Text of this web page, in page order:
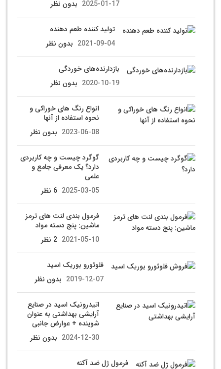
2025-01-17 بدون نظر
تولید کننده طعم دهنده
2021-09-04 بدون نظر
بازدارنده‌های خوردگی
2020-10-19 بدون نظر
انواع رنگ های خوراکی و
نحوه استفاده از آنها
2023-06-08 بدون نظر
گوگرد چیست و چه کاربردی
دارد؟ یک معرفی جامع و
علمی
2025-03-05 6 نظر
فرمول بندی لنت های ترمز
ماشین: پنج دسته مواد
2021-05-10 2 نظر
فلوئورو بوریک اسید
2019-12-07 بدون نظر
اتیدرونیک اسید در صنایع
آرایشی بهداشتی به عنوان
شوینده + عوارض جانبی
2024-12-30 بدون نظر
فرمول ژل ضد آکنه